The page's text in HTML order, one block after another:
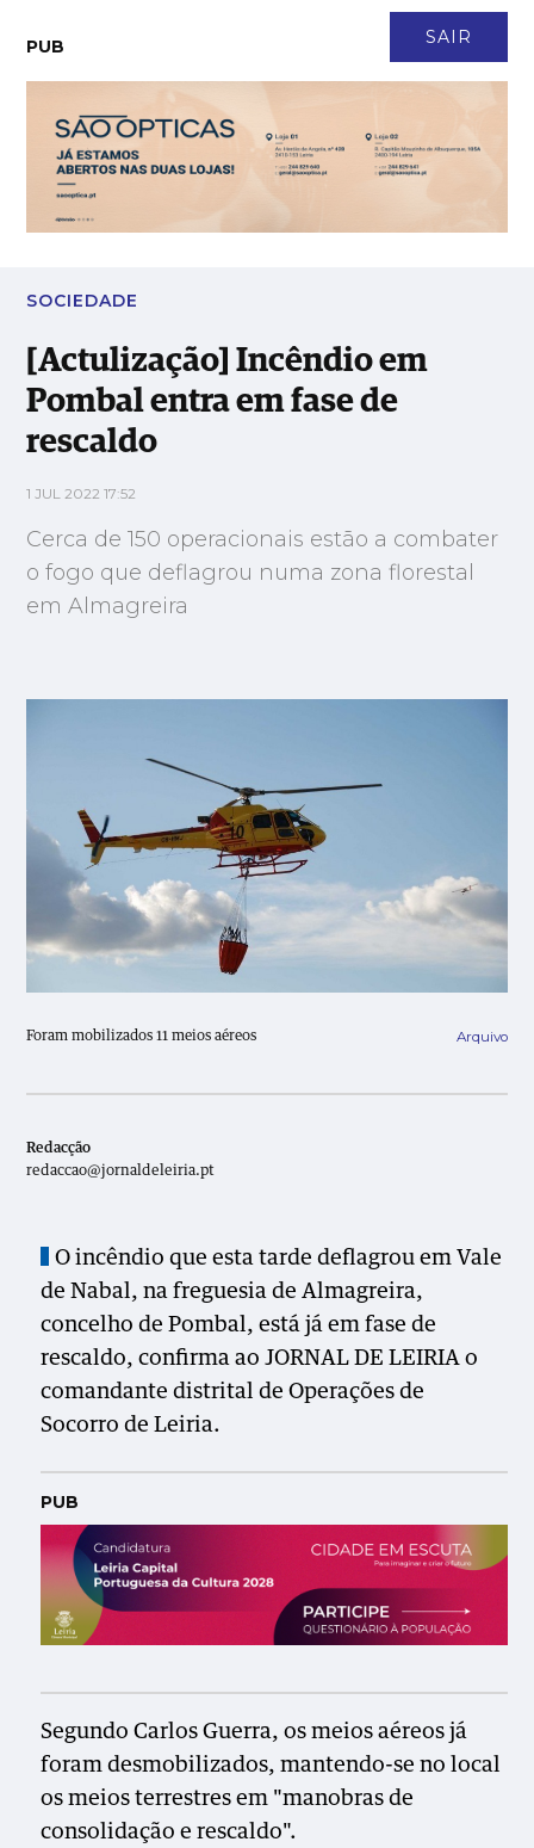
SAIR
PUB
[Actulização] Incêndio em Pombal entra em fase de rescaldo
SOCIEDADE
[Actulização] Incêndio em
Pombal entra em fase de
rescaldo
1 JUL 2022 17:52
Cerca de 150 operacionais estão a combater
o fogo que deflagrou numa zona florestal
em Almagreira
Foram mobilizados 11 meios aéreos Arquivo
Redacção
redaccao@jornaldeleiria.pt
O incêndio que esta tarde deflagrou em Vale
de Nabal, na freguesia de Almagreira,
concelho de Pombal, está já em fase de
rescaldo, confirma ao JORNAL DE LEIRIA o
comandante distrital de Operações de
Socorro de Leiria.
PUB
Segundo Carlos Guerra, os meios aéreos já
foram desmobilizados, mantendo-se no local
os meios terrestres em "manobras de
consolidação e rescaldo".